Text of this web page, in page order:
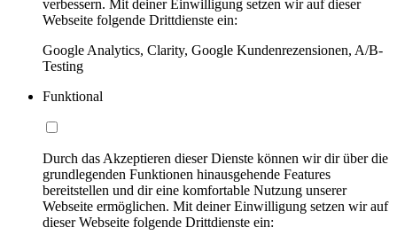
verbessern. Mit deiner Einwilligung setzen wir auf dieser
Webseite folgende Drittdienste ein:
Google Analytics, Clarity, Google Kundenrezensionen, A/B-
Testing
Funktional
Durch das Akzeptieren dieser Dienste können wir dir über die
grundlegenden Funktionen hinausgehende Features
bereitstellen und dir eine komfortable Nutzung unserer
Webseite ermöglichen. Mit deiner Einwilligung setzen wir auf
dieser Webseite folgende Drittdienste ein: